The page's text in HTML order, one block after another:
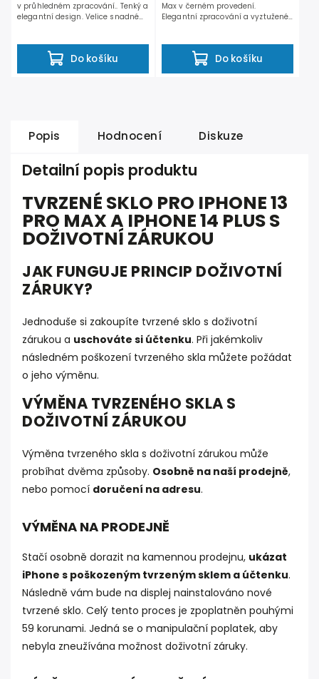
Do košíku
v průhledném zpracování.. Tenký a
elegantní design. Velice snadné
Do košíku
Max v černém provedení.
Elegantní zpracování a vyztužené
Popis Hodnocení Diskuze
Detailní popis produktu
TVRZENÉ SKLO PRO IPHONE 13
PRO MAX A IPHONE 14 PLUS S
DOŽIVOTNÍ ZÁRUKOU
JAK FUNGUJE PRINCIP DOŽIVOTNÍ
ZÁRUKY?
Jednoduše si zakoupíte tvrzené sklo s doživotní
zárukou a uschováte si účtenku. Při jakémkoliv
následném poškození tvrzeného skla můžete požádat
o jeho výměnu.
VÝMĚNA TVRZENÉHO SKLA S
DOŽIVOTNÍ ZÁRUKOU
Výměna tvrzeného skla s doživotní zárukou může
probíhat dvěma způsoby. Osobně na naší prodejně,
nebo pomocí doručení na adresu.
VÝMĚNA NA PRODEJNĚ
Stačí osobně dorazit na kamennou prodejnu, ukázat
iPhone s poškozeným tvrzeným sklem a účtenku.
Následně vám bude na displej nainstalováno nové
tvrzené sklo. Celý tento proces je zpoplatněn pouhými
59 korunami. Jedná se o manipulační poplatek, aby
nebyla zneužívána možnost doživotní záruky.